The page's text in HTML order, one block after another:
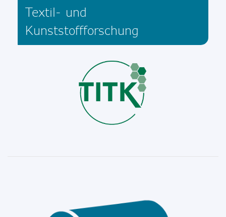
Textil- und
Kunststoffforschung